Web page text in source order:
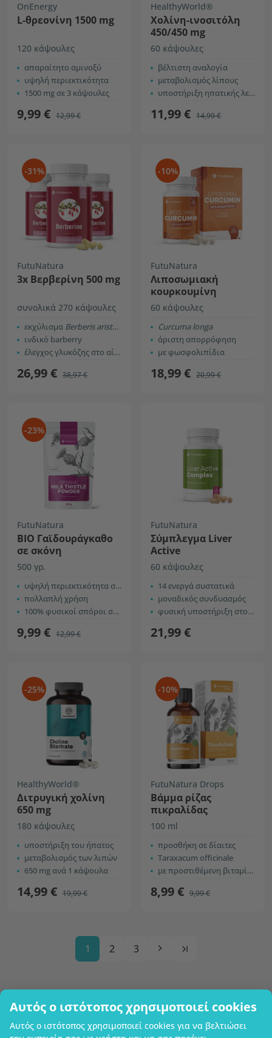
Αυτός ο ιστότοπος χρησιμοποιεί cookies
Αυτός ο ιστότοπος χρησιμοποιεί cookies για να βελτιώσει
OnEnergy
L-θρεονίνη 1500 mg
120 κάψουλες
απαραίτητο αμινοξύ
υψηλή περιεκτικότητα
1500 mg σε 3 κάψουλες
9,99 € 12,99 €
HealthyWorld®
Χολίνη-ινοσιτόλη
450/450 mg
60 κάψουλες
βέλτιστη αναλογία
μεταβολισμός λίπους
υποστήριξη ηπατικής λειτουργίας
11,99 € 14,99 €
-31%
FutuNatura
3x Βερβερίνη 500 mg
συνολικά 270 κάψουλες
εκχύλισμα Berberis aristata
ινδικό barberry
έλεγχος γλυκόζης στο αίμα
26,99 € 38,97 €
-10%
FutuNatura
Λιποσωμιακή
κουρκουμίνη
60 κάψουλες
Curcuma longa
άριστη απορρόφηση
με φωσφολιπίδια
18,99 € 20,99 €
-23%
FutuNatura
ΒΙΟ Γαϊδουράγκαθο
σε σκόνη
500 γρ.
υψηλή περιεκτικότητα σε φυτικές ίνες
πολλαπλή χρήση
100% φυσικοί σπόροι σε σκόνη
9,99 € 12,99 €
FutuNatura
Σύμπλεγμα Liver
Active
60 κάψουλες
14 ενεργά συστατικά
μοναδικός συνδυασμός
φυσική υποστήριξη στο συκώτι
21,99 €
-25%
HealthyWorld®
Διτρυγική χολίνη
650 mg
180 κάψουλες
υποστήριξη του ήπατος
μεταβολισμός των λιπών
650 mg ανά 1 κάψουλα
14,99 € 19,99 €
-10%
FutuNatura Drops
Βάμμα ρίζας
πικραλίδας
100 ml
προσθήκη σε δίαιτες
Taraxacum officinale
με προστιθέμενη βιταμίνη B6
8,99 € 9,99 €
1 2 3
Επωνυμία επιχείρησης